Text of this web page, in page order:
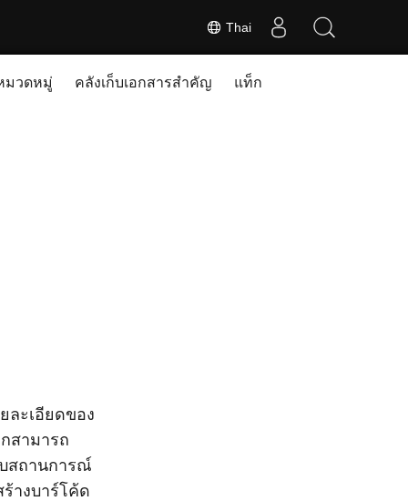
Thai
มวดหมู่ คลังเก็บเอกสารสำคัญ แท็ก
ละเอียดของ
สามารถ
สถานการณ์
างบาร์โค้ด